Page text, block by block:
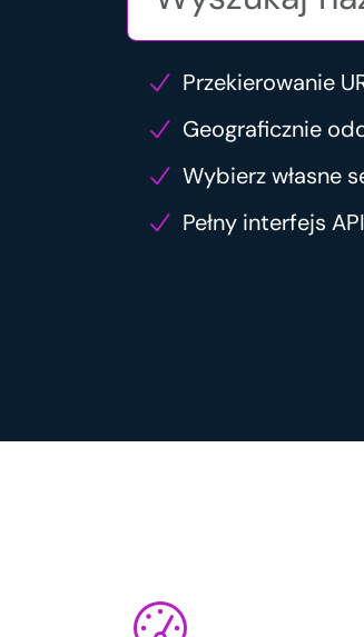
Przekierowanie
Geograficznie
Wybierz własne
Pełny interfejs